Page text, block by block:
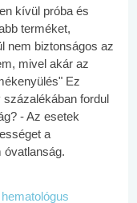
kívül próba és
terméket,
nem biztonságos az
mivel akár az
Ez
fordul
- Az esetek
a
óvatlanság.